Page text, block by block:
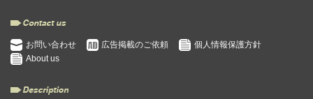
お問い合わせ 広告掲載のご依頼
個人情報保護方針
About us